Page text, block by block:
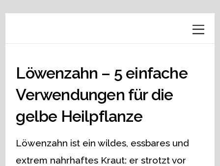
Löwenzahn – 5 einfache
Verwendungen für die
gelbe Heilpflanze
Löwenzahn ist ein wildes, essbares und
extrem nahrhaftes Kraut: er strotzt vor